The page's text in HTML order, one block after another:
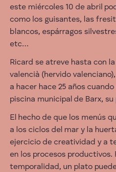
este miércoles 10 de abril
como los guisantes, las
blancos, espárragos
etc…
Ricard se atreve hasta con
valencià (hervido
a hacer hace 25 años
piscina municipal de Barx, su
El hecho de que los menús
a los ciclos del mar y la
ejercicio de creatividad y a
en los procesos
temporalidad, un plato